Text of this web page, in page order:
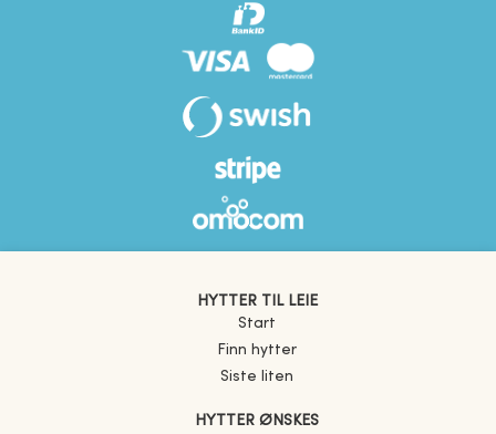
HYTTER TIL LEIE
Start
Finn hytter
Siste liten
HYTTER ØNSKES